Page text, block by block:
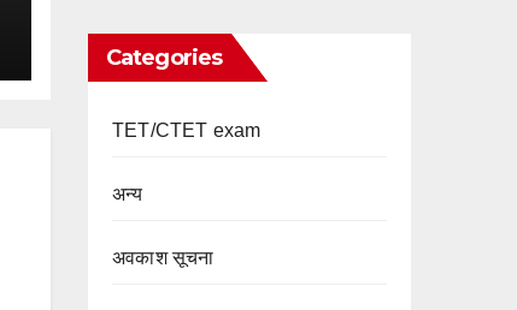
Categories
TET/CTET exam
अन्य
अवकाश सूचना